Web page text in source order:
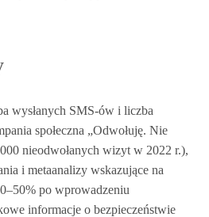
wysłanych SMS-ów i liczba
społeczna „Odwołuję. Nie
nieodwołanych wizyt w 2022 r.),
i metaanalizy wskazujące na
po wprowadzeniu
informacje o bezpieczeństwie